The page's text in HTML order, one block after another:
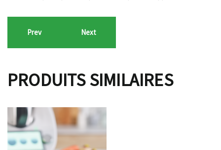
Prev Next
PRODUITS SIMILAIRES